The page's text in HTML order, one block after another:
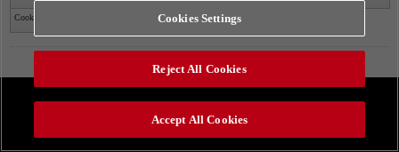
Cookies Settings Cookies Settings
Reject All Cookies
Accept All Cookies